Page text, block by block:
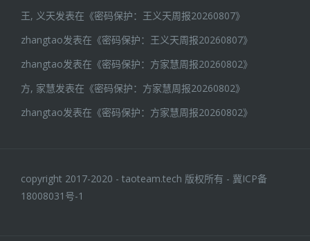
王, 义天发表在《密码保护：王义天周报20260807》
zhangtao发表在《密码保护：王义天周报20260807》
zhangtao发表在《密码保护：方家慧周报20260802》
方, 家慧发表在《密码保护：方家慧周报20260802》
zhangtao发表在《密码保护：方家慧周报20260802》
copyright 2017-2020 - taoteam.tech 版权所有 - 冀ICP备
18008031号-1